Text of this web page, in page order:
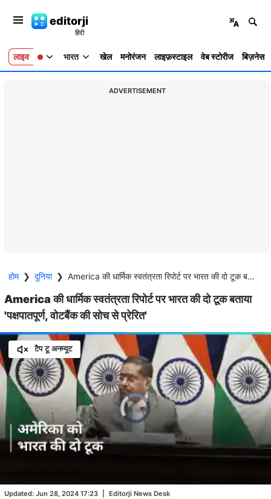
editorji
लाइव भारत खेल मनोरंजन लाइफ़स्टाइल वेब स्टोरीज बिज़नेस
ADVERTISEMENT
होम ❯ दुनिया ❯ America की धार्मिक स्वतंत्रता रिपोर्ट पर भारत की दो टूक बताया 'पक्षपातपूर्ण, वोटबैंक की सोच से प्रेरित'
America की धार्मिक स्वतंत्रता रिपोर्ट पर भारत की दो टूक बताया
'पक्षपातपूर्ण, वोटबैंक की सोच से प्रेरित'
Updated: Jun 28, 2024 17:23 Editorji News Desk
टैप टू अनम्यूट
Video
Player
is
loading.